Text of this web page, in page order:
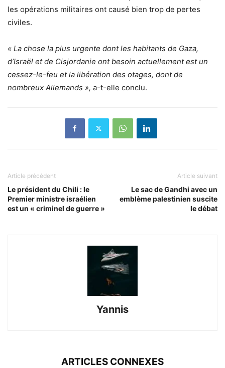
les opérations militaires ont causé bien trop de pertes
civiles.
« La chose la plus urgente dont les habitants de Gaza,
d’Israël et de Cisjordanie ont besoin actuellement est un
cessez-le-feu et la libération des otages, dont de
nombreux Allemands », a-t-elle conclu.
Article précédent
Le président du Chili : le
Premier ministre israélien
est un « criminel de guerre »
Article suivant
Le sac de Gandhi avec un
emblème palestinien suscite
le débat
Yannis
ARTICLES CONNEXES